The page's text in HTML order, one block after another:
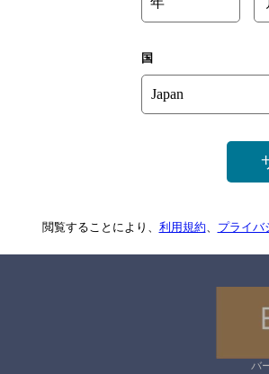
や営業時間などの掲載情報については、
バ
国
閲覧することにより、 利用規約、 プライバ